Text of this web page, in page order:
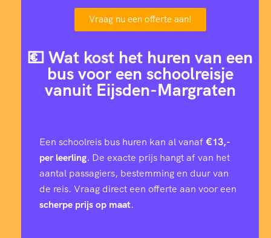
Vraag nu een offerte aan!
💶 Wat kost het huren van een
bus voor een schoolreisje
vanuit Eijsden-Margraten
Een schoolreis bus huren kan al vanaf€13,-
per leerling. De exacte prijs hangt af van het
aantal passagiers, bestemming en duur van
de reis. Vraag direct een offerte aan voor een
scherpe prijs op maat.